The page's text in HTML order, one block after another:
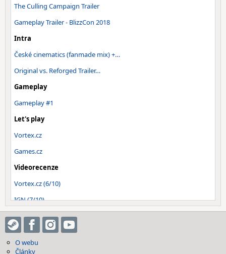
The Culling Campaign Trailer
Gameplay Trailer - BlizzCon 2018
Intra
České cinematics (fanmade mix) +…
Original vs. Reforged Trailer…
Gameplay
Gameplay #1
Let's play
Vortex.cz
Games.cz
Videorecenze
Vortex.cz (6/10)
IGN (7/10)
Ostatní
Kompletní Soundtrack
Reforged vs Original
O webu
Články